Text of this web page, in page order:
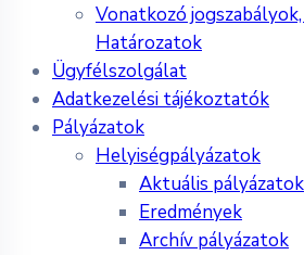
Vonatkozó
Határozatok
Ügyfélszolgálat
Adatkezelési tájékoztatók
Pályázatok
Helyiségpályázatok
Aktuális pályázatok
Eredmények
Archív pályázatok